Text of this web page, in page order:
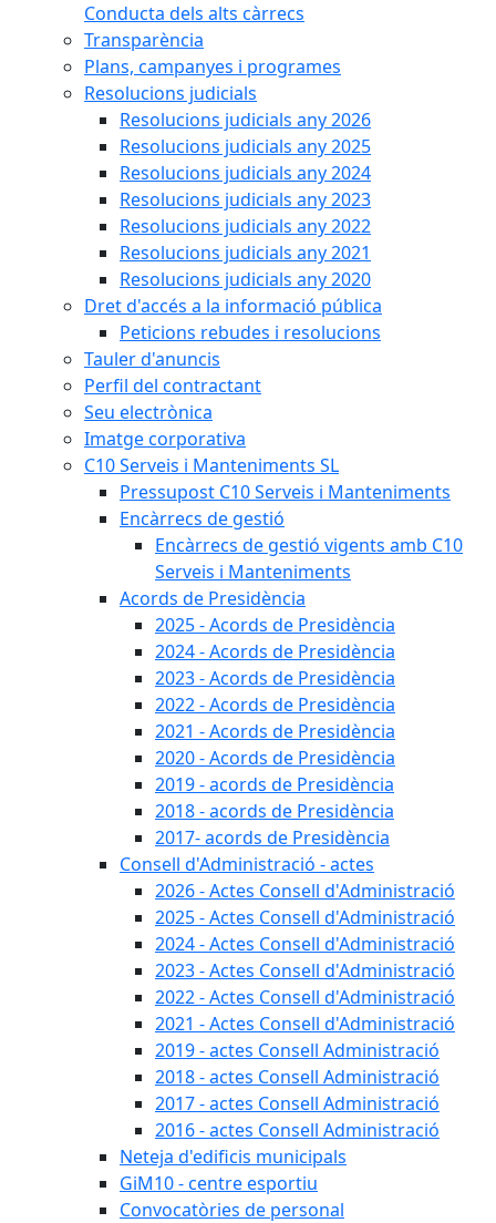
Conducta dels alts càrrecs
Transparència
Plans, campanyes i programes
Resolucions judicials
Resolucions judicials any 2026
Resolucions judicials any 2025
Resolucions judicials any 2024
Resolucions judicials any 2023
Resolucions judicials any 2022
Resolucions judicials any 2021
Resolucions judicials any 2020
Dret d'accés a la informació pública
Peticions rebudes i resolucions
Tauler d'anuncis
Perfil del contractant
Seu electrònica
Imatge corporativa
C10 Serveis i Manteniments SL
Pressupost C10 Serveis i Manteniments
Encàrrecs de gestió
Encàrrecs de gestió vigents amb C10
Serveis i Manteniments
Acords de Presidència
2025 - Acords de Presidència
2024 - Acords de Presidència
2023 - Acords de Presidència
2022 - Acords de Presidència
2021 - Acords de Presidència
2020 - Acords de Presidència
2019 - acords de Presidència
2018 - acords de Presidència
2017- acords de Presidència
Consell d'Administració - actes
2026 - Actes Consell d'Administració
2025 - Actes Consell d'Administració
2024 - Actes Consell d'Administració
2023 - Actes Consell d'Administració
2022 - Actes Consell d'Administració
2021 - Actes Consell d'Administració
2019 - actes Consell Administració
2018 - actes Consell Administració
2017 - actes Consell Administració
2016 - actes Consell Administració
Neteja d'edificis municipals
GiM10 - centre esportiu
Convocatòries de personal